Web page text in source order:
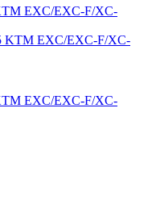
EXC/EXC-F/XC-
EXC/EXC-F/XC-